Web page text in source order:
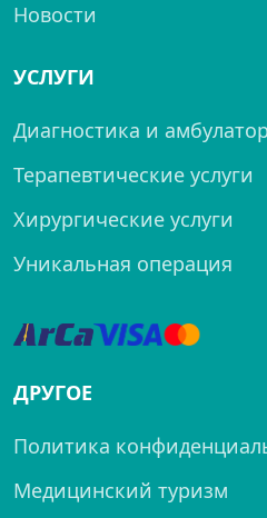
Новости
УСЛУГИ
Диагностика и
Терапевтические услуги
Хирургические услуги
Уникальная операция
ДРУГОЕ
Политика
Медицинский туризм